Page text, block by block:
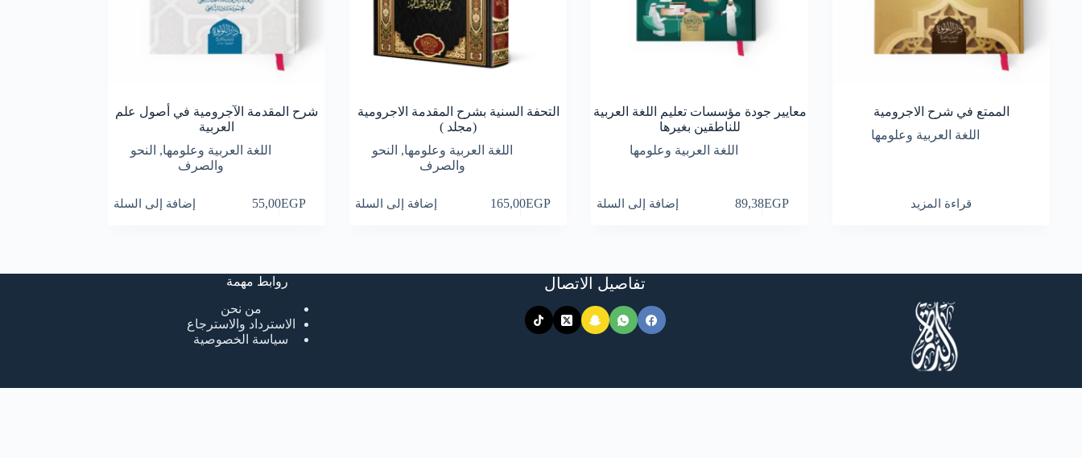
الممتع في شرح الاجرومية
اللغة العربية وعلومها
قراءة المزيد
معايير جودة مؤسسات تعليم اللغة العربية
للناطقين بغيرها
اللغة العربية وعلومها
89,38EGP إضافة إلى السلة
التحفة السنية بشرح المقدمة الاجرومية
(مجلد )
اللغة العربية وعلومها, النحو
والصرف
165,00EGP إضافة إلى السلة
شرح المقدمة الآجرومية في أصول علم
العربية
اللغة العربية وعلومها, النحو
والصرف
55,00EGP إضافة إلى السلة
تفاصيل الاتصال
روابط مهمة
من نحن
الاسترداد والاسترجاع
سياسة الخصوصية